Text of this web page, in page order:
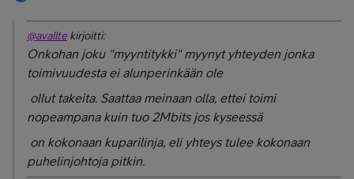
@avallte kirjoitti:
Onkohan joku "myyntitykki" myynyt yhteyden jonka
toimivuudesta ei alunperinkään ole
ollut takeita. Saattaa meinaan olla, ettei toimi
nopeampana kuin tuo 2Mbits jos kyseessä
on kokonaan kuparilinja, eli yhteys tulee kokonaan
puhelinjohtoja pitkin.